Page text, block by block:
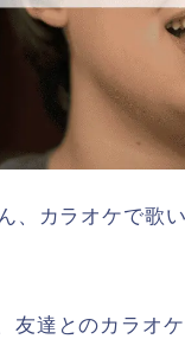
、カラオケで歌
友達とのカラオ